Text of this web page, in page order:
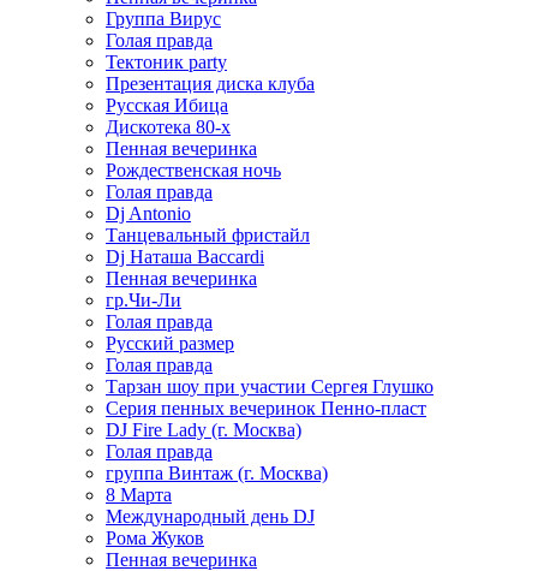
Группа Вирус
Голая правда
Тектоник party
Презентация диска клуба
Русская Ибица
Дискотека 80-х
Пенная вечеринка
Рождественская ночь
Голая правда
Dj Antonio
Танцевальный фристайл
Dj Наташа Baccardi
Пенная вечеринка
гр.Чи-Ли
Голая правда
Русский размер
Голая правда
Тарзан шоу при участии Сергея Глушко
Серия пенных вечеринок Пенно-пласт
DJ Fire Lady (г. Москва)
Голая правда
группа Винтаж (г. Москва)
8 Марта
Международный день DJ
Рома Жуков
Пенная вечеринка